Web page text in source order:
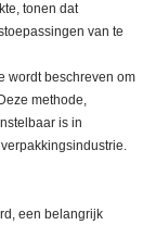
tonen dat
van te
wordt beschreven om
methode,
is in
een belangrijk